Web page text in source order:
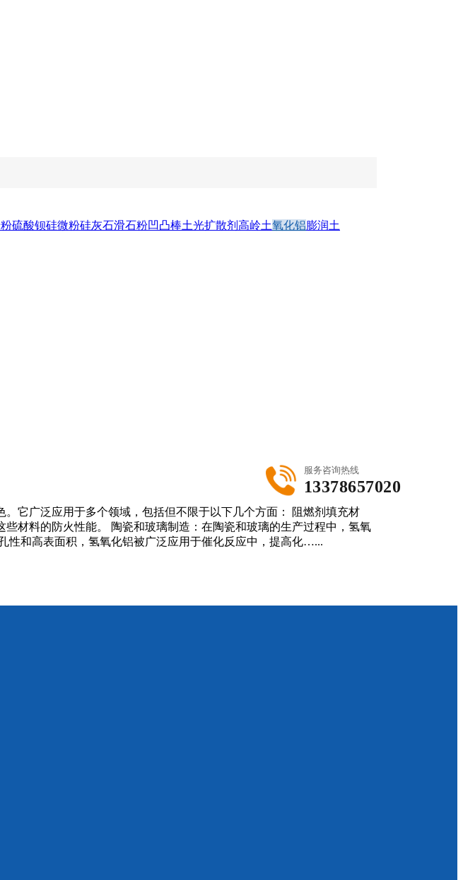
服务咨询热线
13378657020
硫酸钡硅微粉硅灰石滑石粉凹凸棒土光扩散剂 高岭土氧化铝膨润土
它广泛应用于多个领域，包括但不限于以下几个方面： 阻燃剂填充材
材料的防火性能。 陶瓷和玻璃制造：在陶瓷和玻璃的生产过程中，氢氧
性和高表面积，氢氧化铝被广泛应用于催化反应中，提高化…...